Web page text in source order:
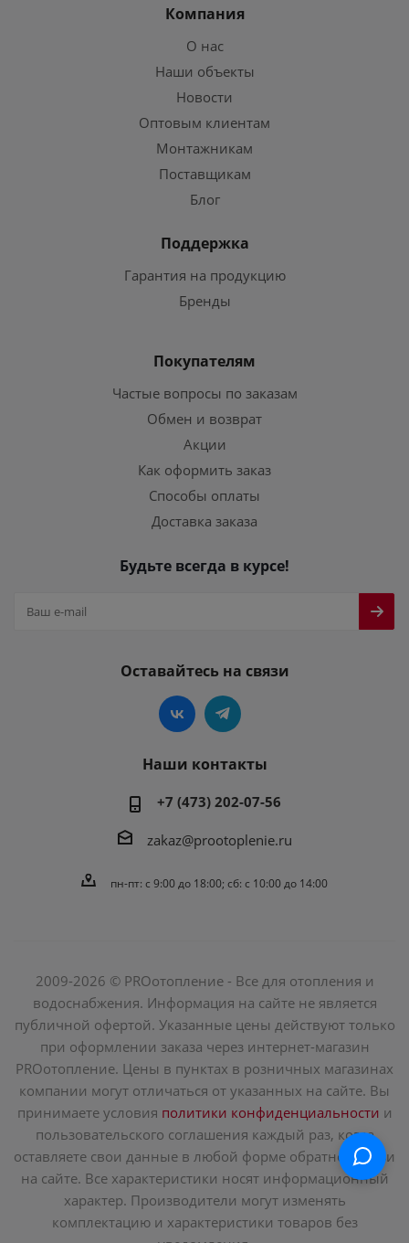
Компания
О нас
Наши объекты
Новости
Оптовым клиентам
Монтажникам
Поставщикам
Блог
Поддержка
Гарантия на продукцию
Бренды
Покупателям
Частые вопросы по заказам
Обмен и возврат
Акции
Как оформить заказ
Способы оплаты
Доставка заказа
Будьте всегда в курсе!
Оставайтесь на связи
Наши контакты
+7 (473) 202-07-56
zakaz@prootoplenie.ru
пн-пт: c 9:00 до 18:00; сб: с 10:00 до 14:00
2009-2026 © PROотопление - Все для отопления и
водоснабжения. Информация на сайте не является
публичной офертой. Указанные цены действуют только
при оформлении заказа через интернет-магазин
PROотопление. Цены в пунктах в розничных магазинах
компании могут отличаться от указанных на сайте. Вы
принимаете условия политики конфиденциальности и
пользовательского соглашения каждый раз, когда
оставляете свои данные в любой форме обратной связи
на сайте. Все характеристики носят информационный
характер. Производители могут изменять
комплектацию и характеристики товаров без